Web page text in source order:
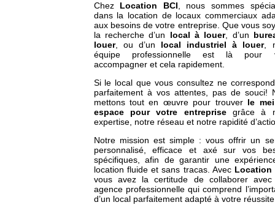
Chez Location BCI, nous sommes
dans la location de locaux commerciaux
aux besoins de votre entreprise. Que vous
la recherche d’un local à louer, d’un
louer, ou d’un local industriel à louer,
équipe professionnelle est là pour
accompagner et cela rapidement.
Si le local que vous consultez ne
parfaitement à vos attentes, pas de souci!
mettons tout en œuvre pour trouver le
espace pour votre entreprisegrâce à
expertise, notre réseau et notre rapidité
Notre mission est simple : vous offrir un
personnalisé, efficace et axé sur vos
spécifiques, afin de garantir une
location fluide et sans tracas. Avec Location
vous avez la certitude de collaborer
agence professionnelle qui comprend
d’un local parfaitement adapté à votre